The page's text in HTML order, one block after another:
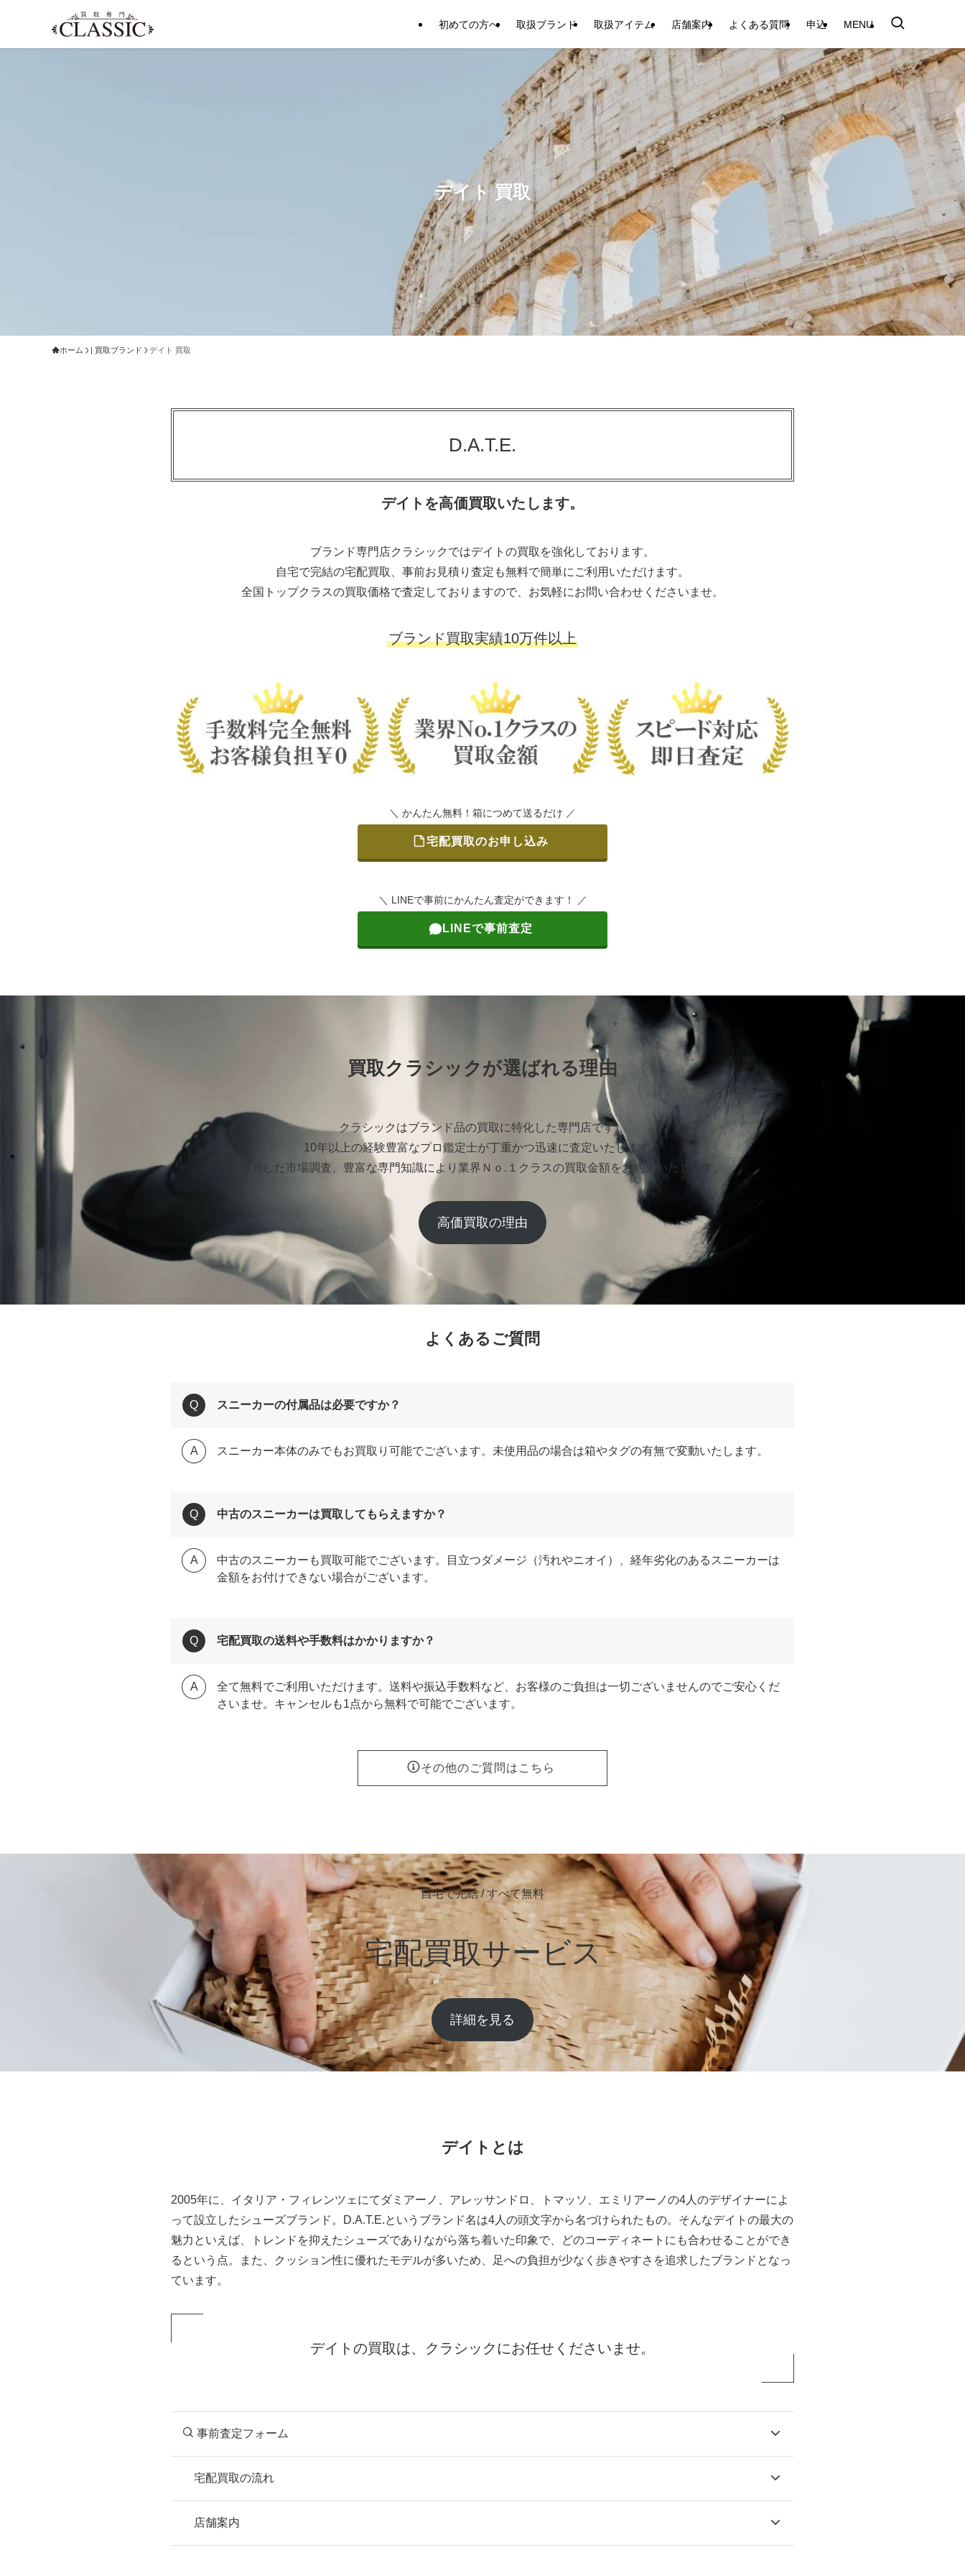
初めての方へ 取扱ブランド 取扱アイテム 店舗案内 よくある質問 申込 MENU
デイト 買取
ホーム | 買取ブランド デイト 買取
D.A.T.E.
デイトを高価買取いたします。
ブランド専門店クラシックではデイトの買取を強化しております。
自宅で完結の宅配買取、事前お見積り査定も無料で簡単にご利用いただけます。
全国トップクラスの買取価格で査定しておりますので、お気軽にお問い合わせくださいませ。
ブランド買取実績10万件以上
＼ かんたん無料！箱につめて送るだけ ／
宅配買取のお申し込み
＼ LINEで事前にかんたん査定ができます！ ／
LINEで事前査定
買取クラシックが選ばれる理由
クラシックはブランド品の買取に特化した専門店です。
10年以上の経験豊富なプロ鑑定士が丁重かつ迅速に査定いたします。
徹底した市場調査、豊富な専門知識により業界Ｎｏ.１クラスの買取金額をお約束いたします。
高価買取の理由
よくあるご質問
スニーカーの付属品は必要ですか？
スニーカー本体のみでもお買取り可能でございます。未使用品の場合は箱やタグの有無で変動いたします。
中古のスニーカーは買取してもらえますか？
中古のスニーカーも買取可能でございます。目立つダメージ（汚れやニオイ）、経年劣化のあるスニーカーは
金額をお付けできない場合がございます。
宅配買取の送料や手数料はかかりますか？
全て無料でご利用いただけます。送料や振込手数料など、お客様のご負担は一切ございませんのでご安心くだ
さいませ。キャンセルも1点から無料で可能でございます。
その他のご質問はこちら
自宅で完結 / すべて無料
宅配買取サービス
詳細を見る
デイトとは
2005年に、イタリア・フィレンツェにてダミアーノ、アレッサンドロ、トマッソ、エミリアーノの4人のデザイナーによ
って設立したシューズブランド。D.A.T.E.というブランド名は4人の頭文字から名づけられたもの。そんなデイトの最大の
魅力といえば、トレンドを抑えたシューズでありながら落ち着いた印象で、どのコーディネートにも合わせることができ
るという点。また、クッション性に優れたモデルが多いため、足への負担が少なく歩きやすさを追求したブランドとなっ
ています。
デイトの買取は、クラシックにお任せくださいませ。
事前査定フォーム
宅配買取の流れ
お申込み
店舗案内